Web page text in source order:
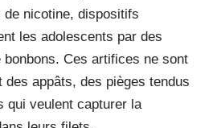
nicotine, dispositifs
les adolescents par des
Ces artifices ne sont
des appâts, des pièges tendus
qui veulent capturer la